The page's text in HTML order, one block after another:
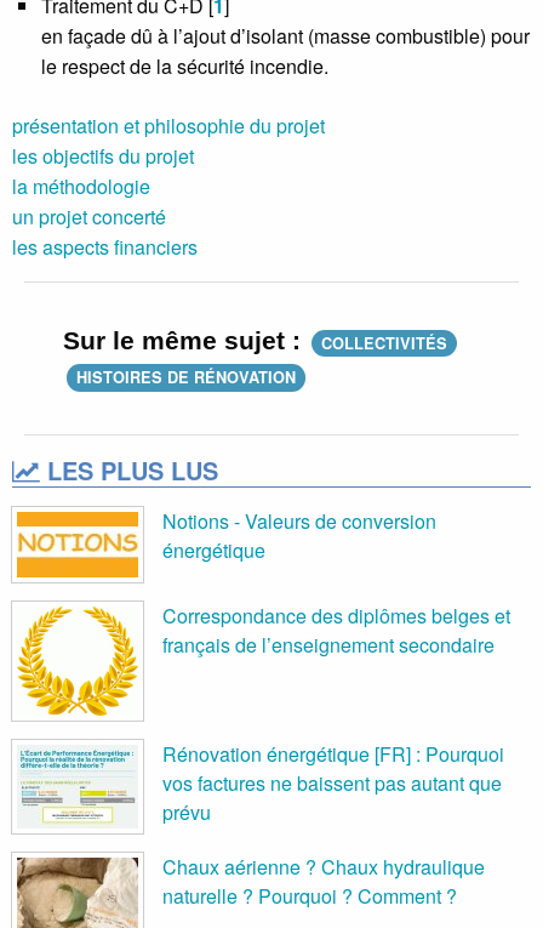
en façade dû à l’ajout d’isolant (masse combustible) pour
le respect de la sécurité incendie.
présentation et philosophie du projet
les objectifs du projet
la méthodologie
un projet concerté
les aspects financiers
Sur le même sujet :
COLLECTIVITÉS
HISTOIRES DE RÉNOVATION
LES PLUS LUS
Notions - Valeurs de conversion
énergétique
Correspondance des diplômes belges et
français de l’enseignement secondaire
Rénovation énergétique [FR] : Pourquoi
vos factures ne baissent pas autant que
prévu
Chaux aérienne ? Chaux hydraulique
naturelle ? Pourquoi ? Comment ?